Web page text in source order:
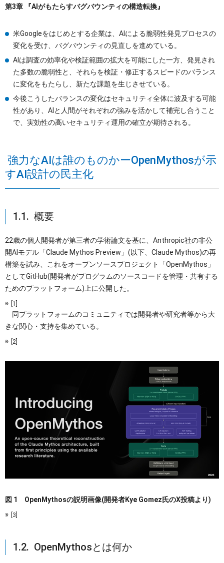
第3章 『AIがもたらすバグバウンティの構造転換』
米Googleをはじめとする企業は、AIによる脆弱性発見プロセスの
変化を受け、バグバウンティの見直しを進めている。
AIは調査の効率化や検証範囲の拡大を可能にした一方、発見され
た多数の脆弱性と、それらを検証・修正するスピードのバランス
に変化をもたらし、新たな課題を生じさせている。
今後こうしたバランスの変化はセキュリティ全体に波及する可能
性があり、AIと人間がそれぞれの強みを活かして補完し合うこと
で、実効性の高いセキュリティ運用の確立が期待される。
強力なAIは誰のものかーOpenMythosが示
すAI設計の民主化
1.1. 概要
22歳の個人開発者が第三者の学術論文を基に、Anthropic社の非公
開AIモデル「Claude Mythos Preview」(以下、Claude Mythos)の再
構築を試み、これをオープンソースプロジェクト「OpenMythos」
としてGitHub(開発者がプログラムのソースコードを管理・共有する
ためのプラットフォーム)上に公開した。
[1]
同プラットフォームのコミュニティでは開発者や研究者等から大
きな関心・支持を集めている。
[2]
図 1 OpenMythosの説明画像(開発者Kye Gomez氏のX投稿より)
[3]
1.2. OpenMythosとは何か